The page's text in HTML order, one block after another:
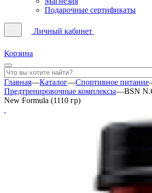
Подарочные сертификаты
Личный кабинет
Корзина
Главная—Каталог—Спортивное питание
Предтренировочные комплексы—BSN
New Formula (1110 гр)